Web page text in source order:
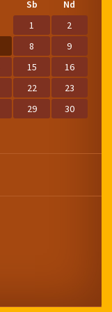
na
Wrzesień
2026
na
Sierpień
2027
Sb
Nd
1
2
8
9
15
16
22
23
29
30